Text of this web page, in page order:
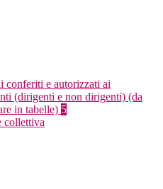
conferiti e autorizzati ai
(dirigenti e non dirigenti) (da
in tabelle) 5
collettiva